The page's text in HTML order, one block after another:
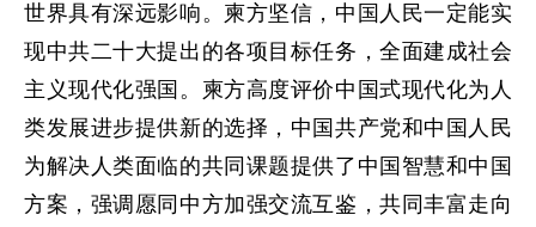
世界具有深远影响。柬方坚信，中国人民一定能实
现中共二十大提出的各项目标任务，全面建成社会
主义现代化强国。柬方高度评价中国式现代化为人
类发展进步提供新的选择，中国共产党和中国人民
为解决人类面临的共同课题提供了中国智慧和中国
方案，强调愿同中方加强交流互鉴，共同丰富走向